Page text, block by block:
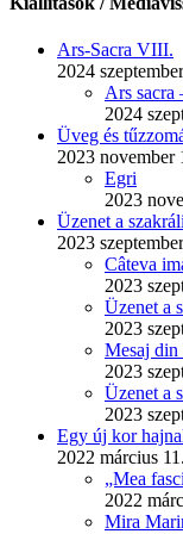
Ars-Sacra VIII.
2024
Ars sacra
2024
Üveg és
2023 november
Egri
2023
Üzenet a
2023
Câteva
2023
Üzenet a
2023
Mesaj din
2023
Üzenet a
2023
Egy új kor
2022 március
„Mea
2022
Mira